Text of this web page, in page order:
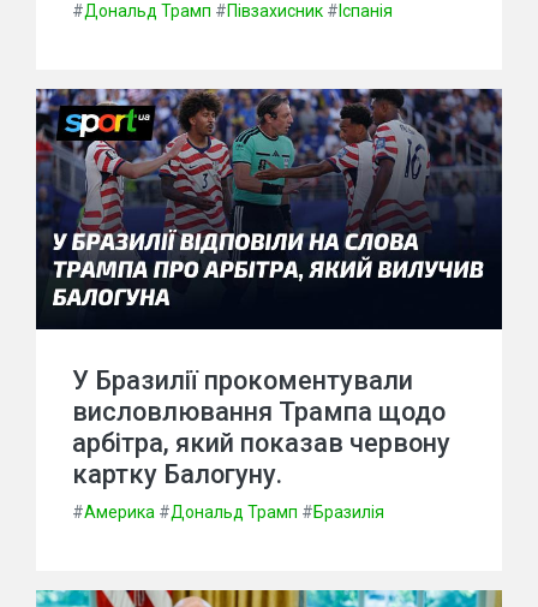
#Дональд Трамп #Півзахисник # Іспанія
У Бразилії прокоментували
висловлювання Трампа щодо
арбітра, який показав червону
картку Балогуну.
#Америка #Дональд Трамп #Бразилія